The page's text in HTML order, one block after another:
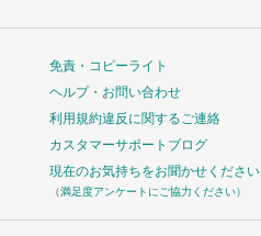
免責・コピーライト
ヘルプ・お問い合わせ
利用規約違反に関するご連絡
カスタマーサポートブログ
現在のお気持ちをお聞かせください
（満足度アンケートにご協力ください）